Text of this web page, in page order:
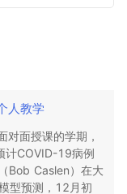
人教学
面授课的学期，
计COVID-19病例
Bob Caslen）在大
型预测，12月初